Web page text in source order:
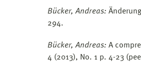
Bücker, Andreas:
294.
Bücker, Andreas: A
4 (2013), No. 1 p. 4-23